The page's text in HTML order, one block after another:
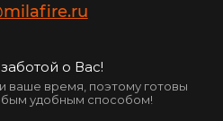
о Вас!
ваше время, поэтому готовы
удобным способом!